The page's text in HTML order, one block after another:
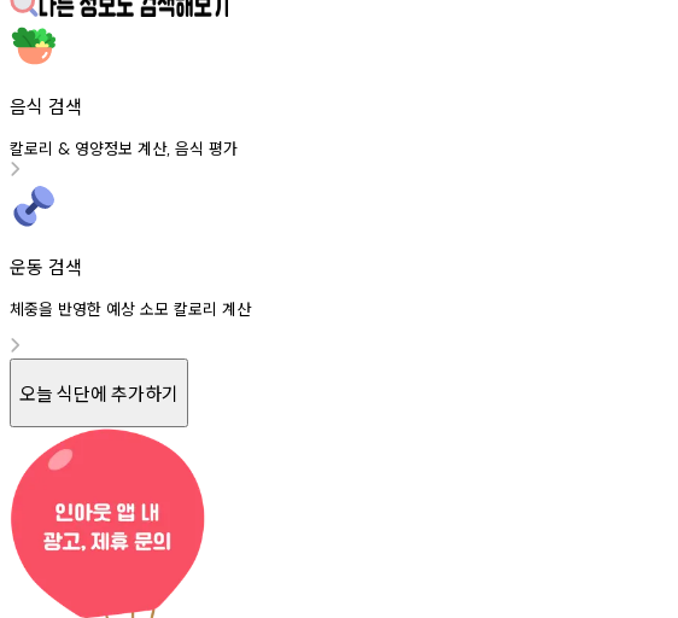
음식 검색
칼로리 & 영양정보 계산, 음식 평가
운동 검색
체중을 반영한 예상 소모 칼로리 계산
오늘 식단에 추가하기